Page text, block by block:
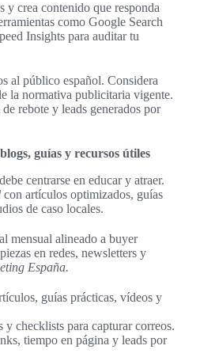
y crea contenido que responda
como Google Search
Insights para auditar tu
al público español. Considera
la normativa publicitaria vigente.
rebote y leads generados por
guías y recursos útiles
centrarse en educar y atraer.
con artículos optimizados, guías
de caso locales.
mensual alineado a buyer
en redes, newsletters y
España.
guías prácticas, vídeos y
y checklists para capturar correos.
tiempo en página y leads por